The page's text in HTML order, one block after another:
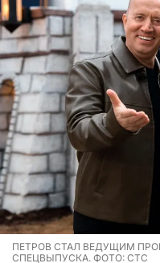
ПЕТРОВ СТАЛ ВЕДУЩИМ
СПЕЦВЫПУСКА. ФОТО: СТС